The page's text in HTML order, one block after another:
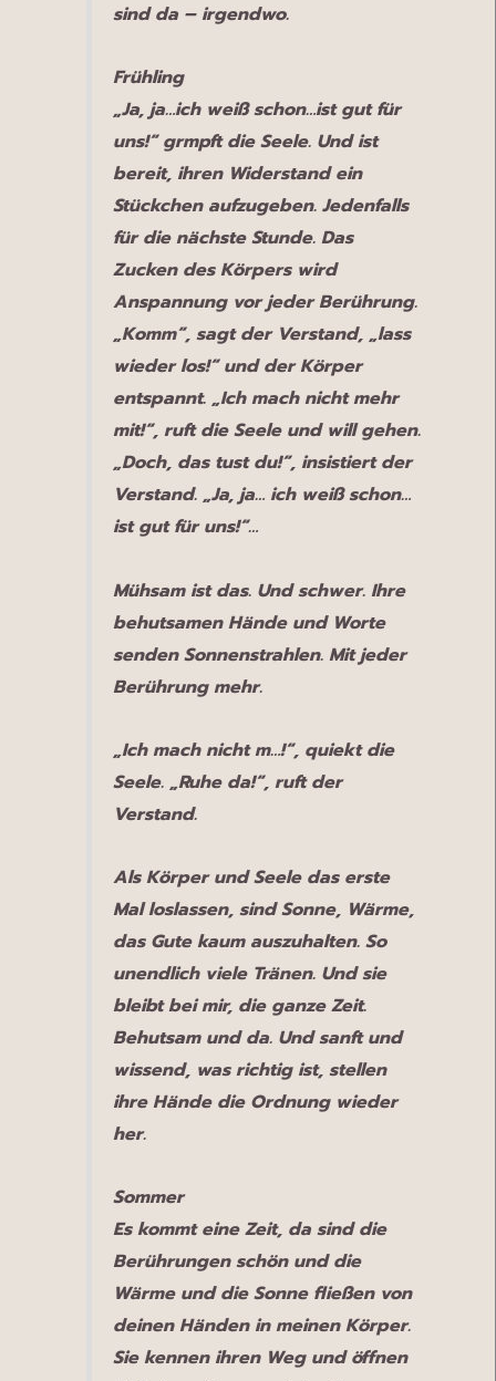
sind da – irgendwo.
Frühling
„Ja, ja…ich weiß schon…ist gut für
uns!“ grmpft die Seele. Und ist
bereit, ihren Widerstand ein
Stückchen aufzugeben. Jedenfalls
für die nächste Stunde. Das
Zucken des Körpers wird
Anspannung vor jeder Berührung.
„Komm“, sagt der Verstand, „lass
wieder los!“ und der Körper
entspannt. „Ich mach nicht mehr
mit!“, ruft die Seele und will gehen.
„Doch, das tust du!“, insistiert der
Verstand. „Ja, ja… ich weiß schon…
ist gut für uns!“…
Mühsam ist das. Und schwer. Ihre
behutsamen Hände und Worte
senden Sonnenstrahlen. Mit jeder
Berührung mehr.
„Ich mach nicht m…!“, quiekt die
Seele. „Ruhe da!“, ruft der
Verstand.
Als Körper und Seele das erste
Mal loslassen, sind Sonne, Wärme,
das Gute kaum auszuhalten. So
unendlich viele Tränen. Und sie
bleibt bei mir, die ganze Zeit.
Behutsam und da. Und sanft und
wissend, was richtig ist, stellen
ihre Hände die Ordnung wieder
her.
Sommer
Es kommt eine Zeit, da sind die
Berührungen schön und die
Wärme und die Sonne fließen von
deinen Händen in meinen Körper.
Sie kennen ihren Weg und öffnen